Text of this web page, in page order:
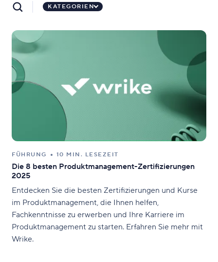
KATEGORIEN
FÜHRUNG 10 MIN. LESEZEIT
Die 8 besten Produktmanagement-Zertifizierungen
2025
Entdecken Sie die besten Zertifizierungen und Kurse
im Produktmanagement, die Ihnen helfen,
Fachkenntnisse zu erwerben und Ihre Karriere im
Produktmanagement zu starten. Erfahren Sie mehr mit
Wrike.